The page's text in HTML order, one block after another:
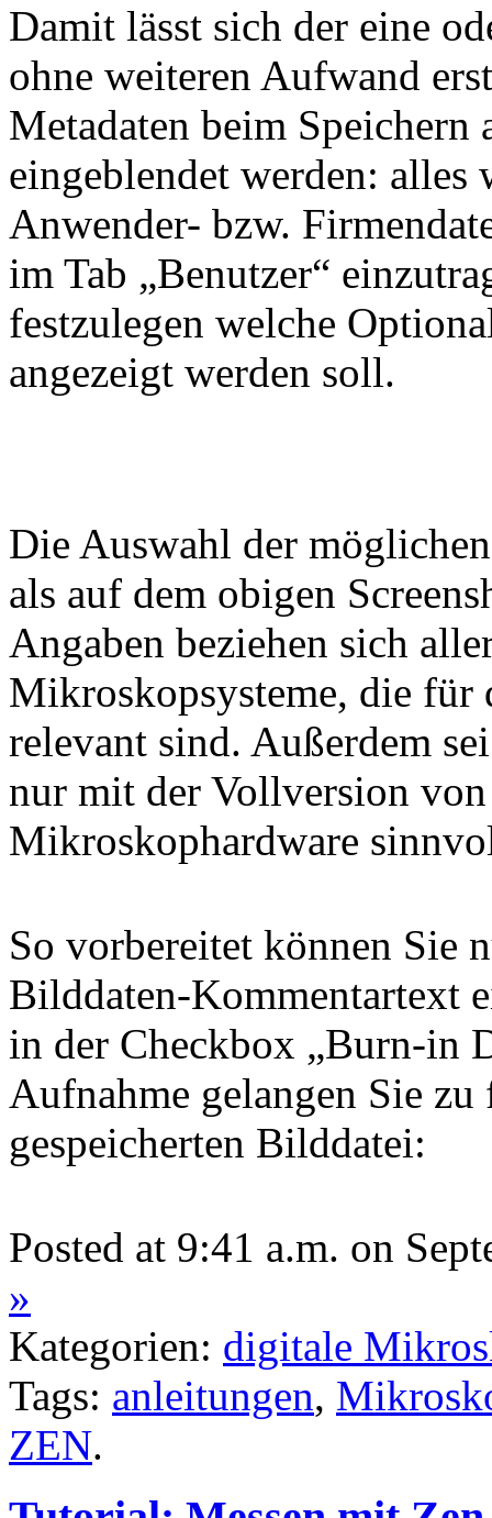
Damit lässt sich der eine
ohne weiteren Aufwand
Metadaten beim
eingeblendet werden:
Anwender- bzw.
im Tab „Benutzer“
festzulegen welche
angezeigt werden soll.
Die Auswahl der
als auf dem obigen
Angaben beziehen sich
Mikroskopsysteme, die
relevant sind. Außerdem
nur mit der Vollversion
Mikroskophardware
So vorbereitet können Sie
Bilddaten-Kommentartext
in der Checkbox „Burn-in
Aufnahme gelangen Sie
gespeicherten Bilddatei:
Posted at 9:41 a.m. on
»
Kategorien: digitale
Tags: anleitungen,
ZEN.